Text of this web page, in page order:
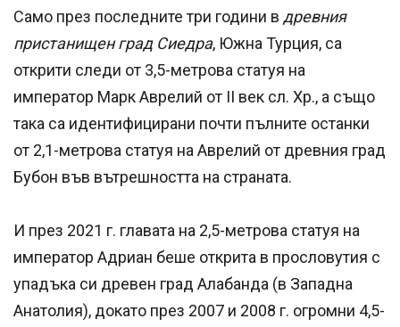
Само през последните три години в древния
пристанищен град Сиедра, Южна Турция, са
открити следи от 3,5-метрова статуя на
император Марк Аврелий от II век сл. Хр., а също
така са идентифицирани почти пълните останки
от 2,1-метрова статуя на Аврелий от древния град
Бубон във вътрешността на страната.
И през 2021 г. главата на 2,5-метрова статуя на
император Адриан беше открита в прословутия с
упадъка си древен град Алабанда (в Западна
Анатолия), докато през 2007 и 2008 г. огромни 4,5-